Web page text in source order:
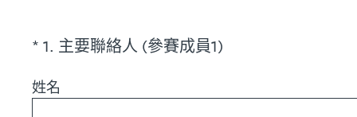
* 1. 主要聯絡人 (參賽成員1)
(必答。)
姓名